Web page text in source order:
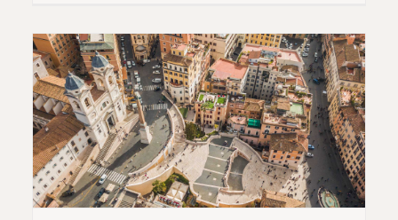
FARFALLE STATT RANDALE